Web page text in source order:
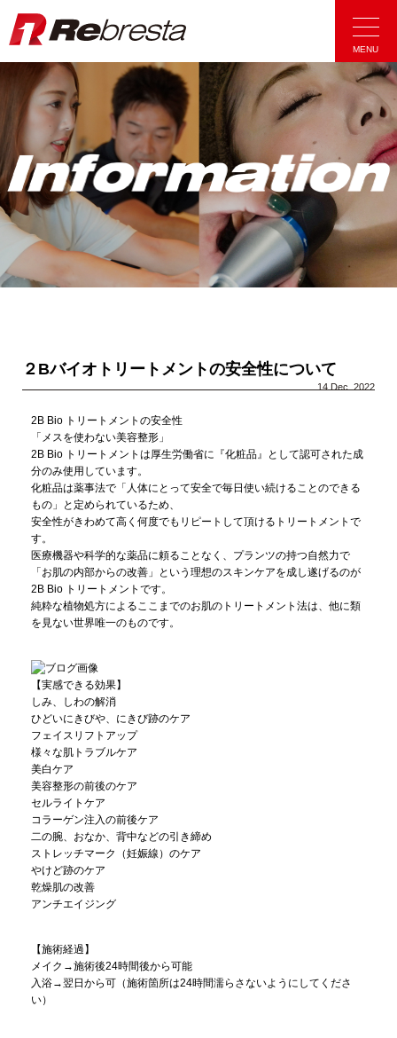
Rebresta|リブ
MENU
２Bバイオトリートメントの安全性について
14 Dec. 2022
2B Bio トリートメントの安全性
「メスを使わない美容整形」
2B Bio トリートメントは厚生労働省に『化粧品』として認可された成
分のみ使用しています。
化粧品は薬事法で「人体にとって安全で毎日使い続けることのできる
もの」と定められているため、
安全性がきわめて高く何度でもリピートして頂けるトリートメントで
す。
医療機器や科学的な薬品に頼ることなく、プランツの持つ自然力で
「お肌の内部からの改善」という理想のスキンケアを成し遂げるのが
2B Bio トリートメントです。
純粋な植物処方によるここまでのお肌のトリートメント法は、他に類
を見ない世界唯一のものです。
【実感できる効果】
しみ、しわの解消
ひどいにきびや、にきび跡のケア
フェイスリフトアップ
様々な肌トラブルケア
美白ケア
美容整形の前後のケア
セルライトケア
コラーゲン注入の前後ケア
二の腕、おなか、背中などの引き締め
ストレッチマーク（妊娠線）のケア
やけど跡のケア
乾燥肌の改善
アンチエイジング
【施術経過】
メイク→施術後24時間後から可能
入浴→翌日から可（施術箇所は24時間濡らさないようにしてくださ
い）